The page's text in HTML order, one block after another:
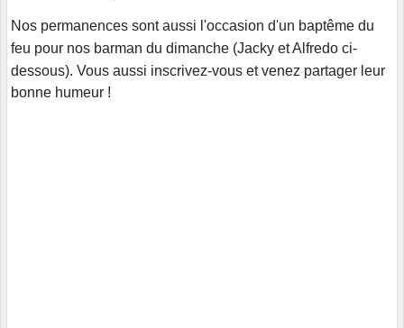
Nos permanences sont aussi l'occasion d'un baptême du
feu pour nos barman du dimanche (Jacky et Alfredo ci-
dessous). Vous aussi inscrivez-vous et venez partager leur
bonne humeur !